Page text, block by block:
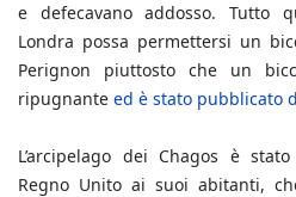
e defecavano addosso. Tutto
Londra possa permettersi un
Perignon piuttosto che un
ripugnante ed è stato pubblicato
L’arcipelago dei Chagos è
Regno Unito ai suoi abitanti,